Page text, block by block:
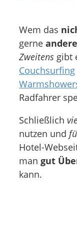
Wem das
gerne
Zweitens gibt
Couchsurfing
Radfahrer
Schließlich
nutzen und
Hotel-
man gut
kann.